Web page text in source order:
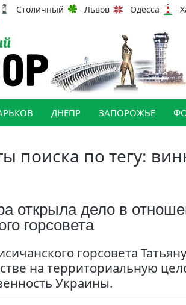
Столичный Львов Одесса
ДНЕПР ЗАПОРОЖЬЕ
поиска по тегу:
открыла дело в
горсовета
горсовета
на территориальную
Украины.